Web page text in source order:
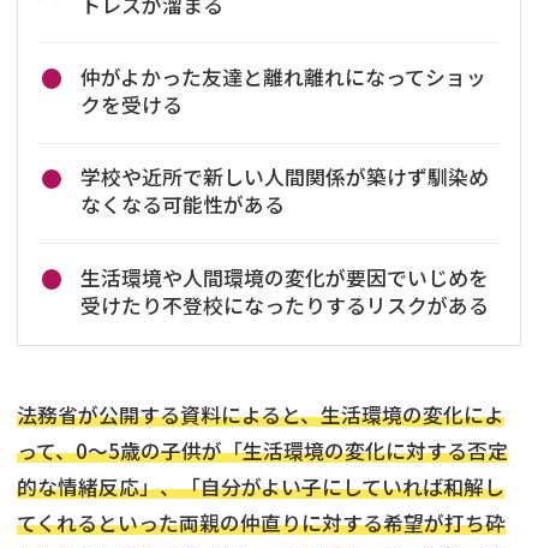
仲がよかった友達と離れ離れになってショッ
クを受ける
学校や近所で新しい人間関係が築けず馴染め
なくなる可能性がある
生活環境や人間環境の変化が要因でいじめを
受けたり不登校になったりするリスクがある
法務省が公開する資料によると、生活環境の変化によ
って、0～5歳の子供が「生活環境の変化に対する否定
的な情緒反応」、「自分がよい子にしていれば和解し
てくれるといった両親の仲直りに対する希望が打ち砕